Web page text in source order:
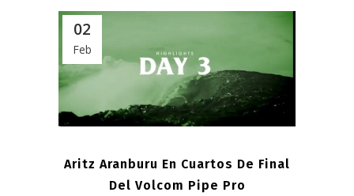
02
Feb
Aritz Aranburu En Cuartos De Final
Del Volcom Pipe Pro